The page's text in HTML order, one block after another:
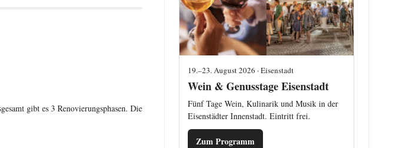
gibt es 3 Renovierungsphasen. Die
19.–23. August 2026 · Eisenstadt
Wein & Genusstage Eisenstadt
Fünf Tage Wein, Kulinarik und Musik in der
Eisenstädter Innenstadt. Eintritt frei.
Zum Programm